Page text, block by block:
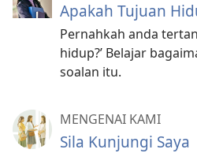
Apakah Tujuan
Pernahkah anda
hidup?’ Belajar
soalan itu.
MENGENAI KAMI
Sila Kunjungi Saya